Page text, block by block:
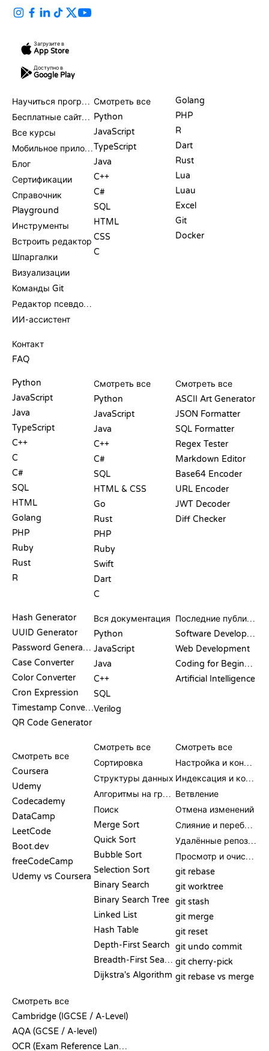
Загрузите в
App Store
Доступно в
Google Play
Научиться программировать
Бесплатные сайты для программирования
Все курсы
Мобильное приложение
Блог
Сертификации
Справочник
Playground
Инструменты
Встроить редактор
Шпаргалки
Визуализации
Команды Git
Редактор псевдокода
ИИ-ассистент
Контакт
FAQ
Смотреть все
Python
JavaScript
TypeScript
Java
C++
C#
SQL
HTML
CSS
C
Golang
PHP
R
Dart
Rust
Lua
Luau
Excel
Git
Docker
Python
JavaScript
Java
TypeScript
C++
C
C#
SQL
HTML
Golang
PHP
Ruby
Rust
R
Смотреть все
Python
JavaScript
Java
C++
C#
SQL
HTML & CSS
Go
Rust
PHP
Ruby
Swift
Dart
C
Смотреть все
ASCII Art Generator
JSON Formatter
SQL Formatter
Regex Tester
Markdown Editor
Base64 Encoder
URL Encoder
JWT Decoder
Diff Checker
Hash Generator
UUID Generator
Password Generator
Case Converter
Color Converter
Cron Expression
Timestamp Converter
QR Code Generator
Вся документация
Python
JavaScript
Java
C++
SQL
Verilog
Последние публикации
Software Development
Web Development
Coding for Beginners
Artificial Intelligence
Смотреть все
Coursera
Udemy
Codecademy
DataCamp
LeetCode
Boot.dev
freeCodeCamp
Udemy vs Coursera
Смотреть все
Сортировка
Структуры данных
Алгоритмы на графах
Поиск
Merge Sort
Quick Sort
Bubble Sort
Selection Sort
Binary Search
Binary Search Tree
Linked List
Hash Table
Depth-First Search
Breadth-First Search
Dijkstra's Algorithm
Смотреть все
Настройка и конфигурация
Индексация и коммит
Ветвление
Отмена изменений
Слияние и перебазирование
Удалённые репозитории
Просмотр и очистка
git rebase
git worktree
git stash
git merge
git reset
git undo commit
git cherry-pick
git rebase vs merge
Смотреть все
Cambridge (IGCSE / A-Level)
AQA (GCSE / A-level)
OCR (Exam Reference Language)